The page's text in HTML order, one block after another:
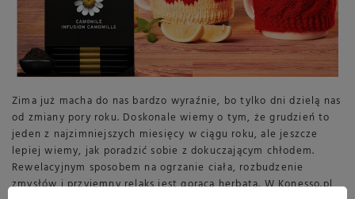
Zima już macha do nas bardzo wyraźnie, bo tylko dni dzielą nas
od zmiany pory roku. Doskonale wiemy o tym, że grudzień to
jeden z najzimniejszych miesięcy w ciągu roku, ale jeszcze
lepiej wiemy, jak poradzić sobie z dokuczającym chłodem.
Rewelacyjnym sposobem na ogrzanie ciała, rozbudzenie
zmysłów i przyjemny relaks jest gorąca herbata. W Konesso.pl